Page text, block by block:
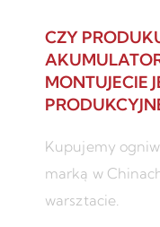
CZY
MONTUJECIE
Kupujemy
marką w
warsztacie.